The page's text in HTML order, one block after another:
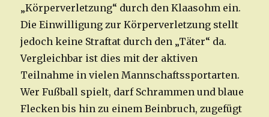
„Körperverletzung“ durch den Klaasohm ein.
Die Einwilligung zur Körperverletzung stellt
jedoch keine Straftat durch den „Täter“ da.
Vergleichbar ist dies mit der aktiven
Teilnahme in vielen Mannschaftssportarten.
Wer Fußball spielt, darf Schrammen und blaue
Flecken bis hin zu einem Beinbruch, zugefügt